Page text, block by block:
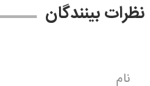
نظرات بینندگان
نام